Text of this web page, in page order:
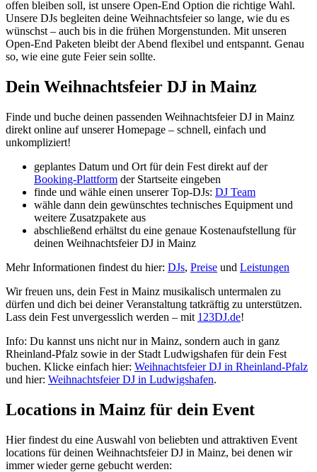
offen bleiben soll, ist unsere Open-End Option die richtige Wahl.
Unsere DJs begleiten deine Weihnachtsfeier so lange, wie du es
wünschst – auch bis in die frühen Morgenstunden. Mit unseren
Open-End Paketen bleibt der Abend flexibel und entspannt. Genau
so, wie eine gute Feier sein sollte.
Dein Weihnachtsfeier DJ in Mainz
Finde und buche deinen passenden Weihnachtsfeier DJ in Mainz
direkt online auf unserer Homepage – schnell, einfach und
unkompliziert!
geplantes Datum und Ort für dein Fest direkt auf der
Booking-Plattform der Startseite eingeben
finde und wähle einen unserer Top-DJs: DJ Team
wähle dann dein gewünschtes technisches Equipment und
weitere Zusatzpakete aus
abschließend erhältst du eine genaue Kostenaufstellung für
deinen Weihnachtsfeier DJ in Mainz
Mehr Informationen findest du hier: DJs, Preise und Leistungen
Wir freuen uns, dein Fest in Mainz musikalisch untermalen zu
dürfen und dich bei deiner Veranstaltung tatkräftig zu unterstützen.
Lass dein Fest unvergesslich werden – mit 123DJ.de!
Info: Du kannst uns nicht nur in Mainz, sondern auch in ganz
Rheinland-Pfalz sowie in der Stadt Ludwigshafen für dein Fest
buchen. Klicke einfach hier: Weihnachtsfeier DJ in Rheinland-Pfalz
und hier: Weihnachtsfeier DJ in Ludwigshafen.
Locations in Mainz für dein Event
Hier findest du eine Auswahl von beliebten und attraktiven Event
locations für deinen Weihnachtsfeier DJ in Mainz, bei denen wir
immer wieder gerne gebucht werden: